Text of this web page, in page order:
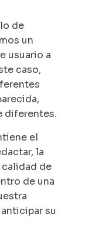
de
un
usuario a
caso,
diferentes.
el
la
de
de una
su